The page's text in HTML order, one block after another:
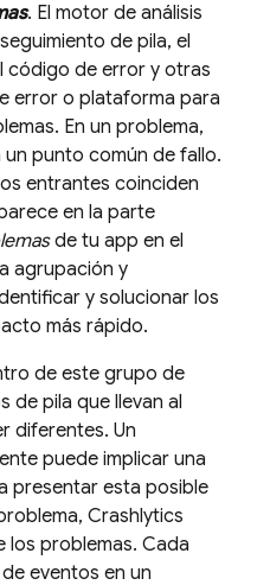
. El motor de análisis
de pila, el
código de error y otras
error o plataforma para
En un problema,
punto común de fallo.
entrantes coinciden
en la parte
de tu app en el
agrupación y
y solucionar los
más rápido.
de este grupo de
de pila que llevan al
diferentes. Un
puede implicar una
presentar esta posible
Crashlytics
problemas. Cada
eventos en un